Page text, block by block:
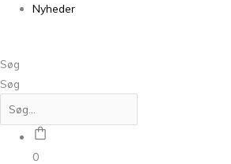
Nyheder
Søg
Søg
0